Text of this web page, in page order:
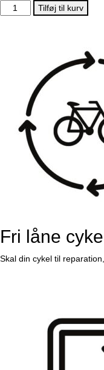
RALEIGH
KENT
Tilføj til kurv
Fri låne
Skal din cykel til